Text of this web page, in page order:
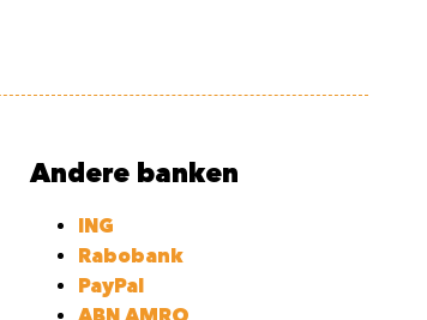
Andere banken
ING
Rabobank
PayPal